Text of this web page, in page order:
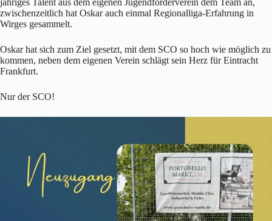
jähriges Talent aus dem eigenen Jugendförderverein dem Team an,
zwischenzeitlich hat Oskar auch einmal Regionalliga-Erfahrung in
Wirges gesammelt.
Oskar hat sich zum Ziel gesetzt, mit dem SCO so hoch wie möglich zu
kommen, neben dem eigenen Verein schlägt sein Herz für Eintracht
Frankfurt.
Nur der SCO!